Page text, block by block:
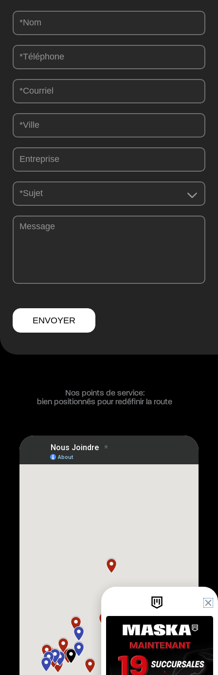
Contactez-
nous
-
FR
ENVOYER
Nos points de service:
bien positionnés pour redéfinir la route